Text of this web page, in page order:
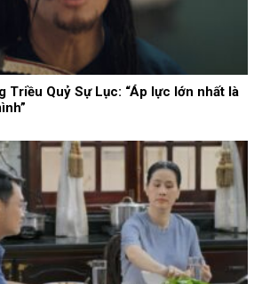
Triều Quỷ Sự Lục: “Áp lực lớn nhất là